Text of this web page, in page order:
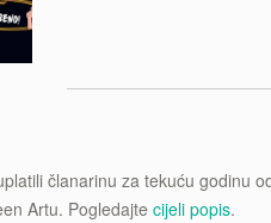
članarinu za tekuću godinu
Artu. Pogledajte cijeli popis.